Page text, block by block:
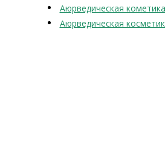
Аюрведическая
Аюрведическая